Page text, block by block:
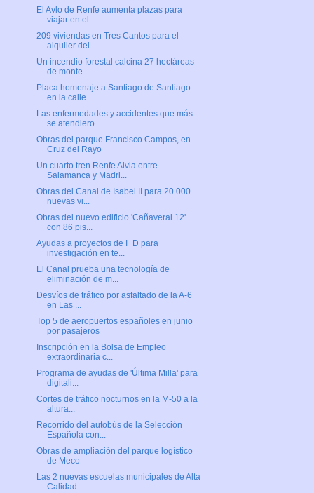
El Avlo de Renfe aumenta plazas para
viajar en el ...
209 viviendas en Tres Cantos para el
alquiler del ...
Un incendio forestal calcina 27 hectáreas
de monte...
Placa homenaje a Santiago de Santiago
en la calle ...
Las enfermedades y accidentes que más
se atendiero...
Obras del parque Francisco Campos, en
Cruz del Rayo
Un cuarto tren Renfe Alvia entre
Salamanca y Madri...
Obras del Canal de Isabel II para 20.000
nuevas vi...
Obras del nuevo edificio 'Cañaveral 12'
con 86 pis...
Ayudas a proyectos de I+D para
investigación en te...
El Canal prueba una tecnología de
eliminación de m...
Desvíos de tráfico por asfaltado de la A-6
en Las ...
Top 5 de aeropuertos españoles en junio
por pasajeros
Inscripción en la Bolsa de Empleo
extraordinaria c...
Programa de ayudas de 'Última Milla' para
digitali...
Cortes de tráfico nocturnos en la M-50 a la
altura...
Recorrido del autobús de la Selección
Española con...
Obras de ampliación del parque logístico
de Meco
Las 2 nuevas escuelas municipales de Alta
Calidad ...